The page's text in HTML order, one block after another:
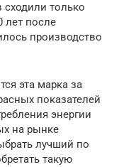
сходили только
лет после
производство
эта марка за
показателей
энергии
на рынке
лучший по
такую